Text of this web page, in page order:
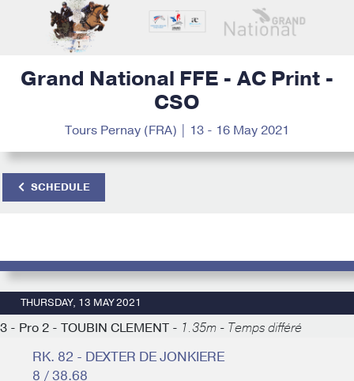
Grand National FFE - AC Print -
CSO
Tours Pernay (FRA) | 13 - 16 May 2021
SCHEDULE
THURSDAY, 13 MAY 2021
3 - Pro 2 - TOUBIN CLEMENT - 1.35m - Temps différé
RK. 82 - DEXTER DE JONKIERE
8 / 38.68